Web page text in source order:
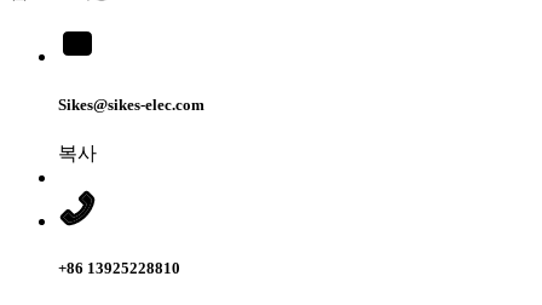
Sikes@sikes-elec.com
복사
+86 13925228810